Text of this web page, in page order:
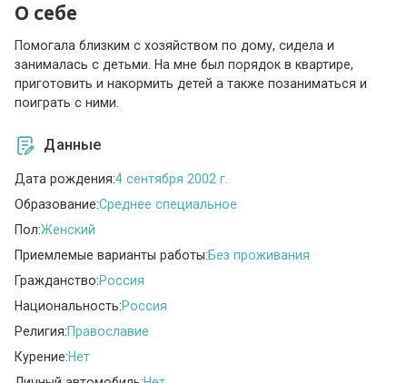
О себе
Помогала близким с хозяйством по дому, сидела и
занималась с детьми. На мне был порядок в квартире,
приготовить и накормить детей а также позаниматься и
поиграть с ними.
Данные
Дата рождения:4 сентября 2002 г.
Образование:Среднее специальное
Пол:Женский
Приемлемые варианты работы:Без проживания
Гражданство:Россия
Национальность:Россия
Религия:Православие
Курение:Нет